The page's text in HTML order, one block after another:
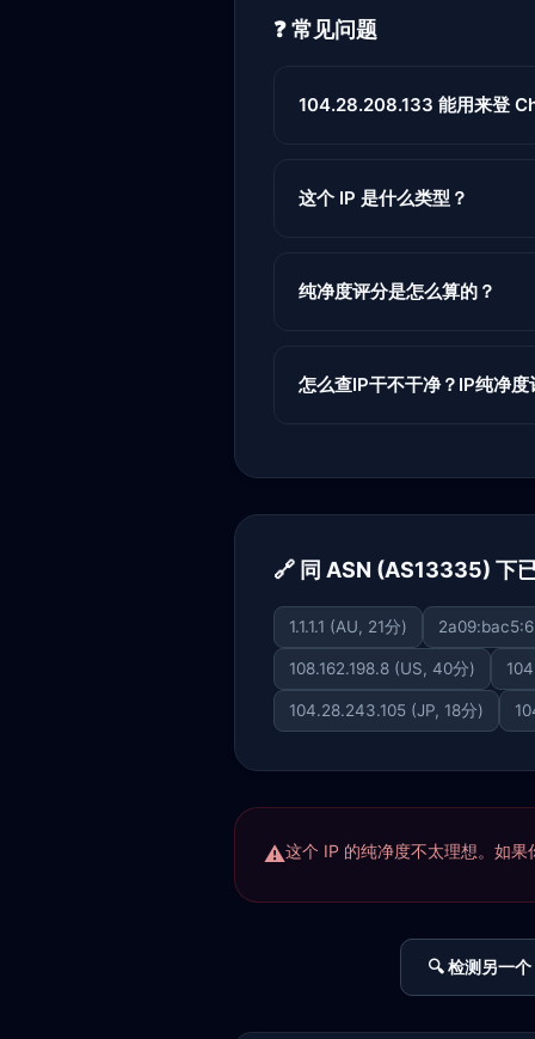
❓ 常见问题
104.28.208.133 能用来登
这个 IP 是什么类型？
纯净度评分是怎么算的？
怎么查IP干不干净？IP纯净
🔗 同 ASN (AS13335) 下
1.1.1.1 (AU, 21分)
108.162.198.8 (US, 40分)
104.28.243.105 (JP, 18分)
这个 IP 的纯净度不太理想。如
🔍 检测另一个